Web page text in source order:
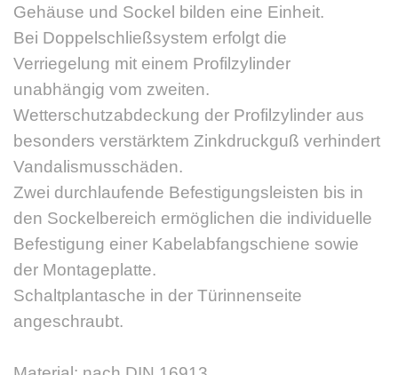
Gehäuse und Sockel bilden eine Einheit.
Bei Doppelschließsystem erfolgt die
Verriegelung mit einem Profilzylinder
unabhängig vom zweiten.
Wetterschutzabdeckung der Profilzylinder aus
besonders verstärktem Zinkdruckguß verhindert
Vandalismusschäden.
Zwei durchlaufende Befestigungsleisten bis in
den Sockelbereich ermöglichen die individuelle
Befestigung einer Kabelabfangschiene sowie
der Montageplatte.
Schaltplantasche in der Türinnenseite
angeschraubt.